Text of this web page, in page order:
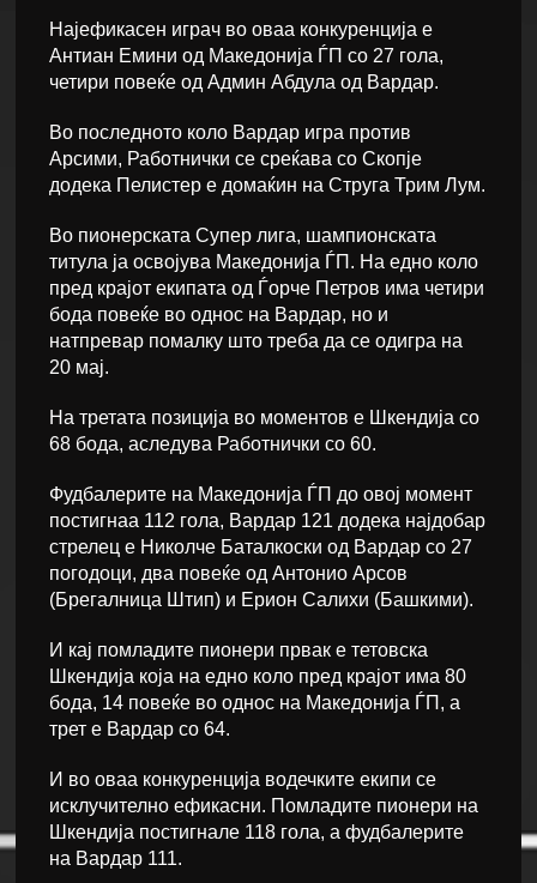
Најефикасен играч во оваа конкуренција е
Антиан Емини од Македонија ЃП со 27 гола,
четири повеќе од Админ Абдула од Вардар.
Во последното коло Вардар игра против
Арсими, Работнички се среќава со Скопје
додека Пелистер е домаќин на Струга Трим Лум.
Во пионерската Супер лига, шампионската
титула ја освојува Македонија ЃП. На едно коло
пред крајот екипата од Ѓорче Петров има четири
бода повеќе во однос на Вардар, но и
натпревар помалку што треба да се одигра на
20 мај.
На третата позиција во моментов е Шкендија со
68 бода, аследува Работнички со 60.
Фудбалерите на Македонија ЃП до овој момент
постигнаа 112 гола, Вардар 121 додека најдобар
стрелец е Николче Баталкоски од Вардар со 27
погодоци, два повеќе од Антонио Арсов
(Брегалница Штип) и Ерион Салихи (Башкими).
И кај помладите пионери првак е тетовска
Шкендија која на едно коло пред крајот има 80
бода, 14 повеќе во однос на Македонија ЃП, а
трет е Вардар со 64.
И во оваа конкуренција водечките екипи се
исклучително ефикасни. Помладите пионери на
Шкендија постигнале 118 гола, а фудбалерите
на Вардар 111.